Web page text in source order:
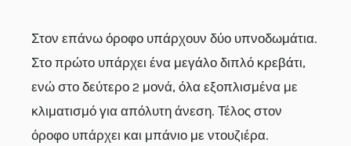
Στον επάνω όροφο υπάρχουν δύο υπνοδωμάτια.
Στο πρώτο υπάρχει ένα μεγάλο διπλό κρεβάτι,
ενώ στο δεύτερο 2 μονά, όλα εξοπλισμένα με
κλιματισμό για απόλυτη άνεση. Τέλος στον
όροφο υπάρχει και μπάνιο με ντουζιέρα.